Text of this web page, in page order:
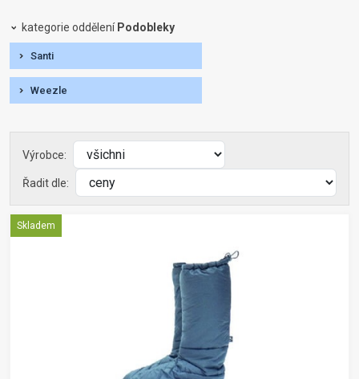
kategorie oddělení Podobleky
Santi
Weezle
Výrobce:
Řadit dle:
Skladem